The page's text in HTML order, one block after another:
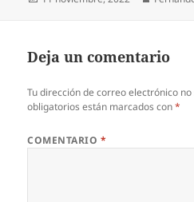
Deja un comentario
Tu dirección de correo electrónico
obligatorios están marcados con*
COMENTARIO *